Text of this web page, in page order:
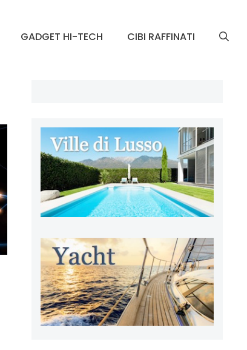
GADGET HI-TECH CIBI RAFFINATI